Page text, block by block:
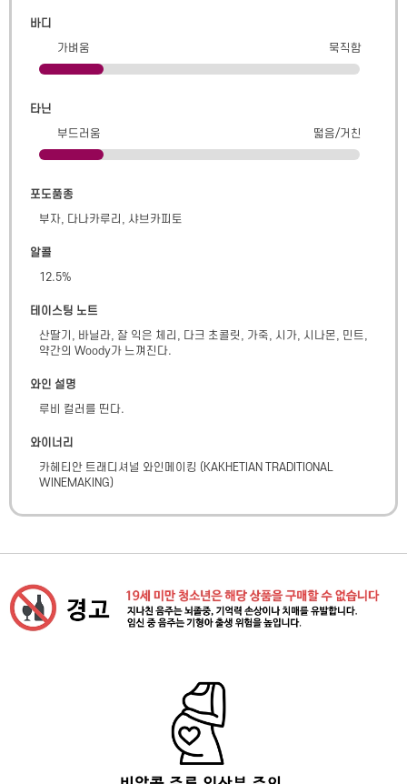
바디
가벼움
묵직함
타닌
부드러움
떫음/거친
포도품종
부자, 다나카루리, 샤브카피토
알콜
12.5%
테이스팅 노트
산딸기, 바닐라, 잘 익은 체리, 다크 초콜릿, 가죽, 시가, 시나몬, 민트,
약간의 Woody가 느껴진다.
와인 설명
루비 컬러를 띤다.
와이너리
카헤티안 트래디셔널 와인메이킹 ( KAKHETIAN TRADITIONAL
WINEMAKING)